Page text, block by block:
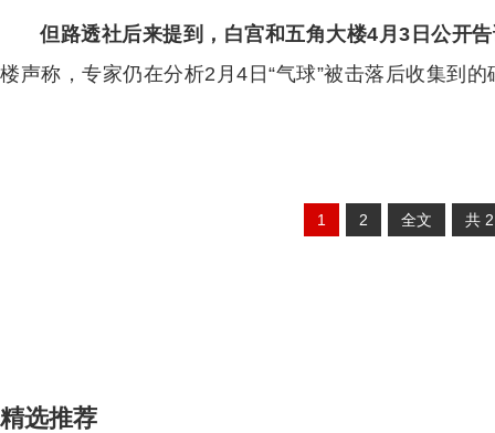
但路透社后来提到，白宫和五角大楼4月 3日公开
楼声称，专家仍在分析2月4日“气球”被击落后收集到的
1 2 全文 共 2
精选推荐